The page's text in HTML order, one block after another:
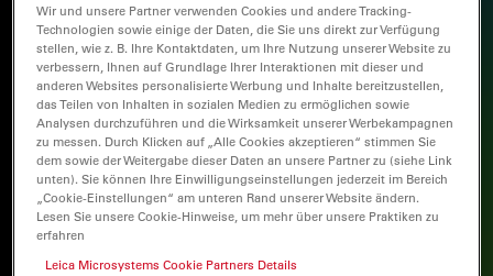
Wir und unsere Partner verwenden Cookies und andere Tracking-
Technologien sowie einige der Daten, die Sie uns direkt zur Verfügung
stellen, wie z. B. Ihre Kontaktdaten, um Ihre Nutzung unserer Website zu
verbessern, Ihnen auf Grundlage Ihrer Interaktionen mit dieser und
anderen Websites personalisierte Werbung und Inhalte bereitzustellen,
das Teilen von Inhalten in sozialen Medien zu ermöglichen sowie
Analysen durchzuführen und die Wirksamkeit unserer Werbekampagnen
zu messen. Durch Klicken auf „Alle Cookies akzeptieren“ stimmen Sie
dem sowie der Weitergabe dieser Daten an unsere Partner zu (siehe Link
unten). Sie können Ihre Einwilligungseinstellungen jederzeit im Bereich
„Cookie-Einstellungen“ am unteren Rand unserer Website ändern.
Lesen Sie unsere Cookie-Hinweise, um mehr über unsere Praktiken zu
erfahren
Leica Microsystems Cookie Partners Details